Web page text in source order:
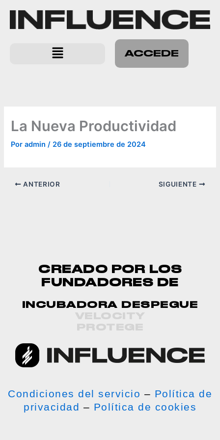
contenido
Menú ACCEDE
La Nueva Productividad
Poradmin/ 26 de septiembre de 2024
ANTERIOR SIGUIENTE
CREADO POR LOS
FUNDADORES DE
INCUBADORA DESPEGUE
VELOCITY
PROTEGE
Condiciones del servicio – Política de
privacidad – Política de cookies